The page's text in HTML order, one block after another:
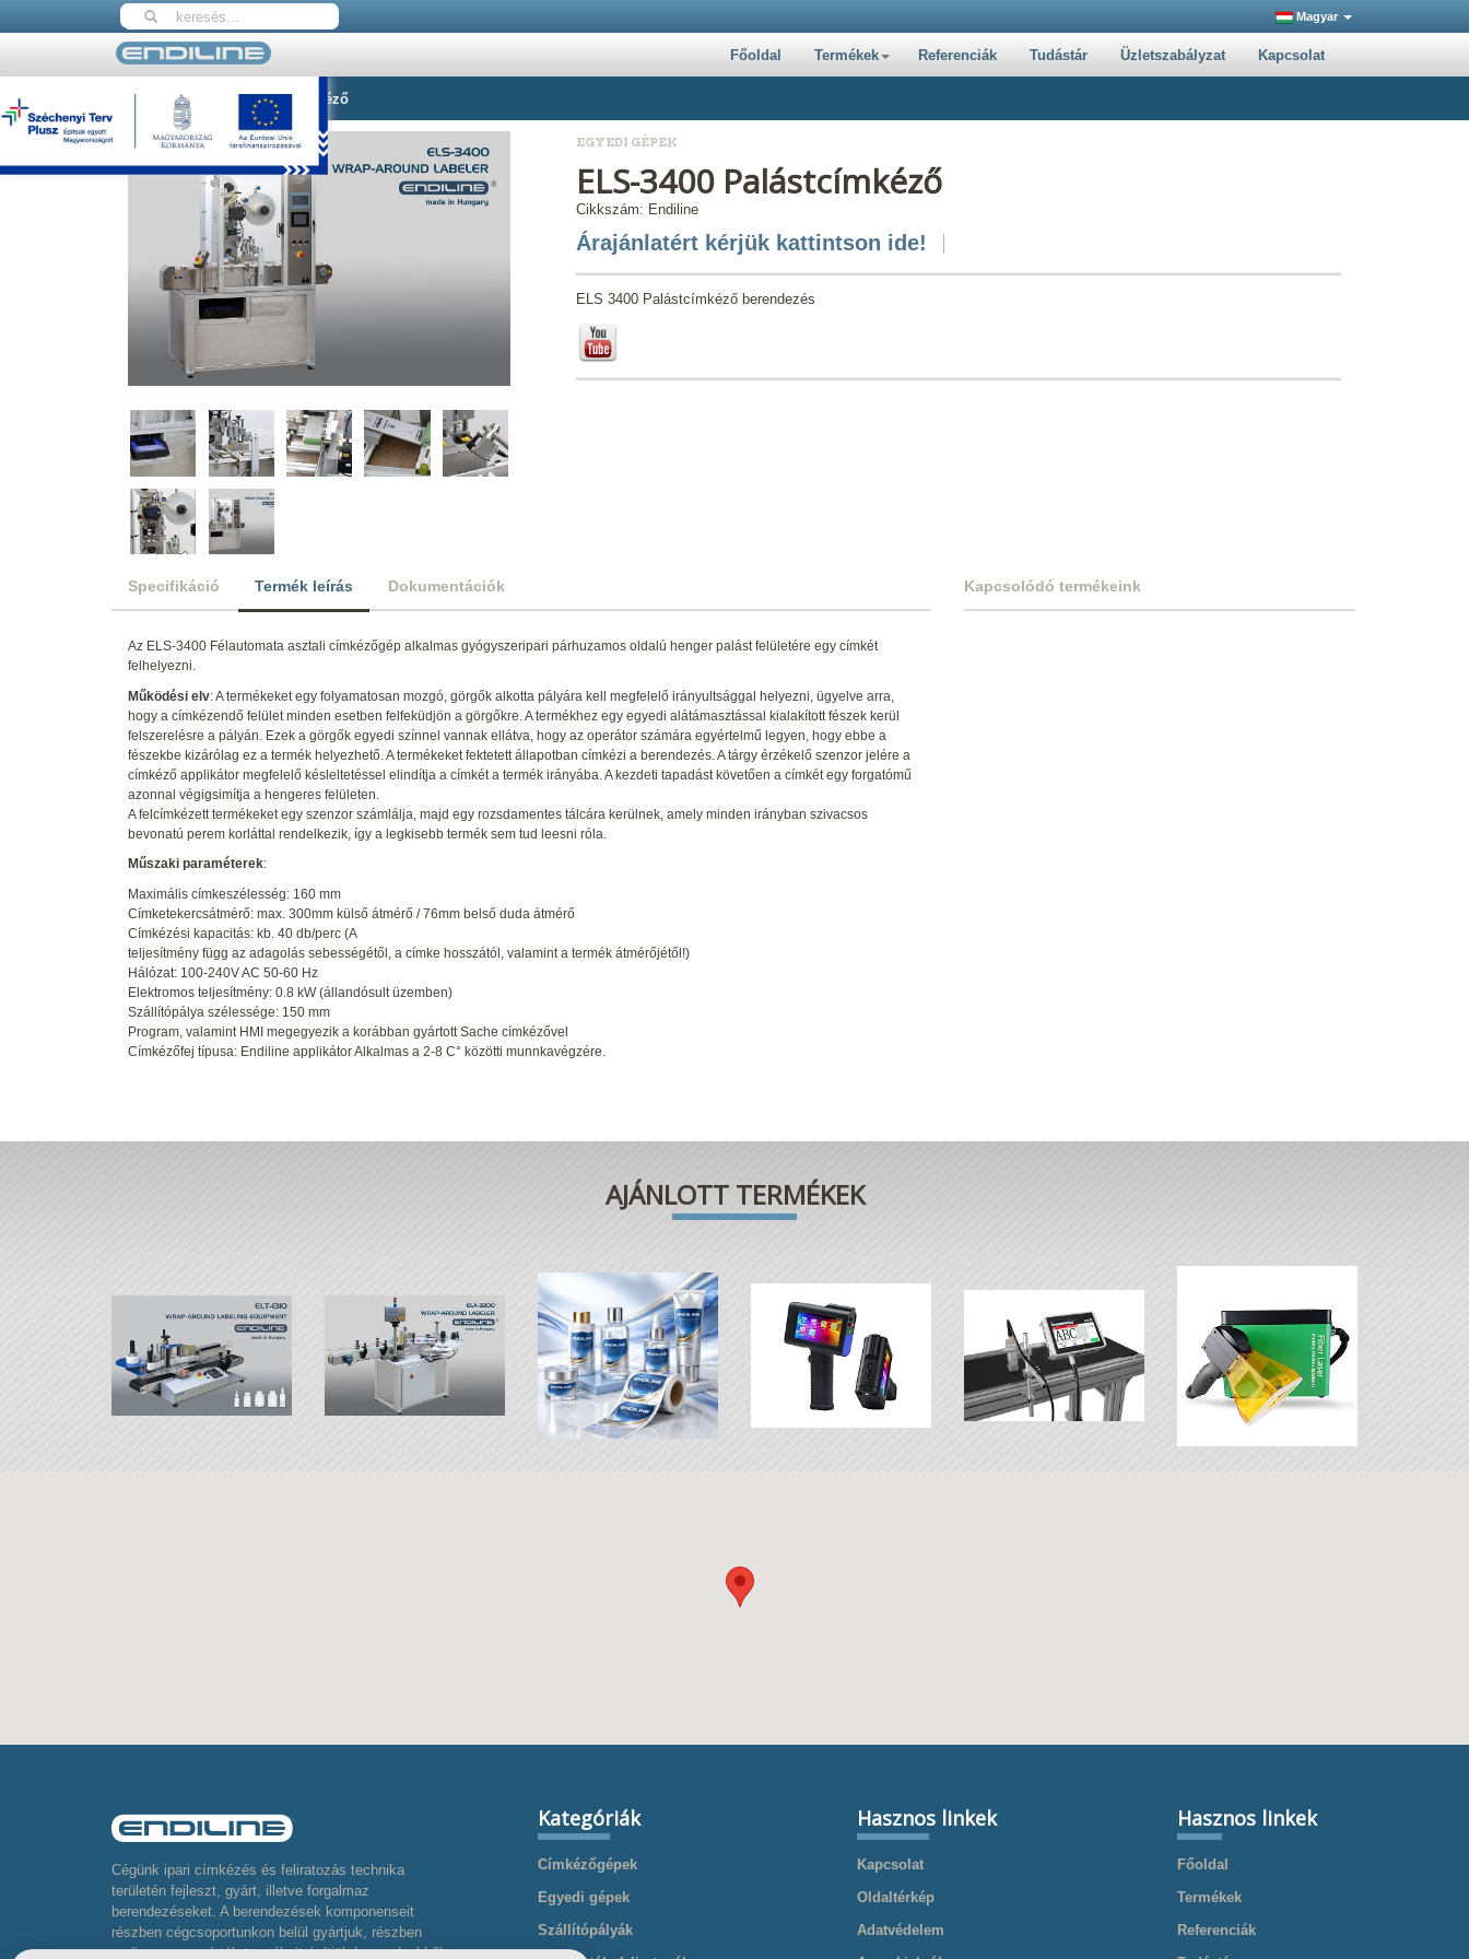
Magyar
Főoldal Termékek Referenciák Tudástár Üzletszabályzat Kapcsolat
Nyitólap ELS-3400 Palástcímkéző
EGYEDI GÉPEK
ELS-3400 Palástcímkéző
Cikkszám: Endiline
Árajánlatért kérjük kattintson ide!
ELS 3400 Palástcímkéző berendezés
Specifikáció Termék leírás Dokumentációk
Az ELS-3400 Félautomata asztali címkézőgép alkalmas gyógyszeripari párhuzamos oldalú henger palást felületére egy címkét
felhelyezni.
Működési elv: A termékeket egy folyamatosan mozgó, görgők alkotta pályára kell megfelelő irányultsággal helyezni, ügyelve arra,
hogy a címkézendő felület minden esetben felfeküdjön a görgőkre. A termékhez egy egyedi alátámasztással kialakított fészek kerül
felszerelésre a pályán. Ezek a görgők egyedi színnel vannak ellátva, hogy az operátor számára egyértelmű legyen, hogy ebbe a
fészekbe kizárólag ez a termék helyezhető. A termékeket fektetett állapotban címkézi a berendezés. A tárgy érzékelő szenzor jelére a
címkéző applikátor megfelelő késleltetéssel elindítja a címkét a termék irányába. A kezdeti tapadást követően a címkét egy forgatómű
azonnal végigsimítja a hengeres felületen.
A felcímkézett termékeket egy szenzor számlálja, majd egy rozsdamentes tálcára kerülnek, amely minden irányban szivacsos
bevonatú perem korláttal rendelkezik, így a legkisebb termék sem tud leesni róla.
Műszaki paraméterek:
Maximális címkeszélesség: 160 mm
Címketekercsátmérő: max. 300mm külső átmérő / 76mm belső duda átmérő
Címkézési kapacitás: kb. 40 db/perc (A
teljesítmény függ az adagolás sebességétől, a címke hosszától, valamint a termék átmérőjétől!)
Hálózat: 100-240V AC 50-60 Hz
Elektromos teljesítmény: 0.8 kW (állandósult üzemben)
Szállítópálya szélessége: 150 mm
Program, valamint HMI megegyezik a korábban gyártott Sache címkézővel
Címkézőfej típusa: Endiline applikátor Alkalmas a 2-8 C° közötti munnkavégzére.
Kapcsolódó termékeink
AJÁNLOTT TERMÉKEK
Cégünk ipari címkézés és feliratozás technika
területén fejleszt, gyárt, illetve forgalmaz
berendezéseket. A berendezések komponenseit
részben cégcsoportunkon belül gyártjuk, részben
pedig neves gyártók termékeit építjük be, melyekből
Kategóriák
Címkézőgépek
Egyedi gépek
Szállítópályák
Hasznos linkek
Kapcsolat
Oldaltérkép
Adatvédelem
Hasznos linkek
Főoldal
Termékek
Referenciák